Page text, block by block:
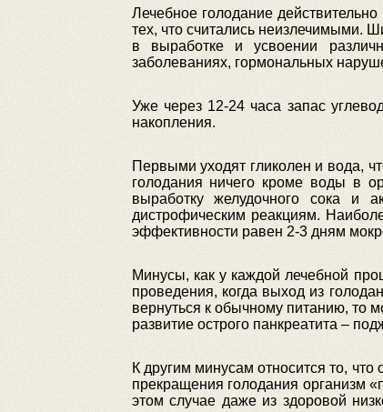
Лечебное голодание
тех, что считались неизлечимыми.
в выработке и усвоении
заболеваниях, гормональных
Уже через 12-24 часа запас
накопления.
Первыми уходят гликолен и вода,
голодания ничего кроме воды в
выработку желудочного сока и
дистрофическим реакциям.
эффективности равен 2-3 дням
Минусы, как у каждой лечебной
проведения, когда выход из
вернуться к обычному питанию, то
развитие острого панкреатита –
К другим минусам относится то,
прекращения голодания организм
этом случае даже из здоровой